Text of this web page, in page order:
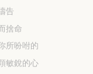
告
捨命
所吩咐的
敏銳的心